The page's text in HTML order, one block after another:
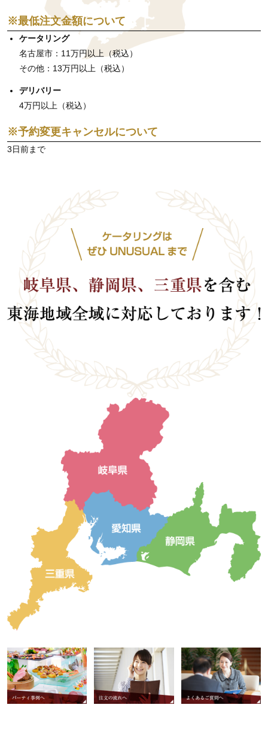
※最低注文金額について
ケータリング
名古屋市：11万円以上（税込）
その他：13万円以上（税込）
デリバリー
4万円以上（税込）
※予約変更キャンセルについて
3日前まで